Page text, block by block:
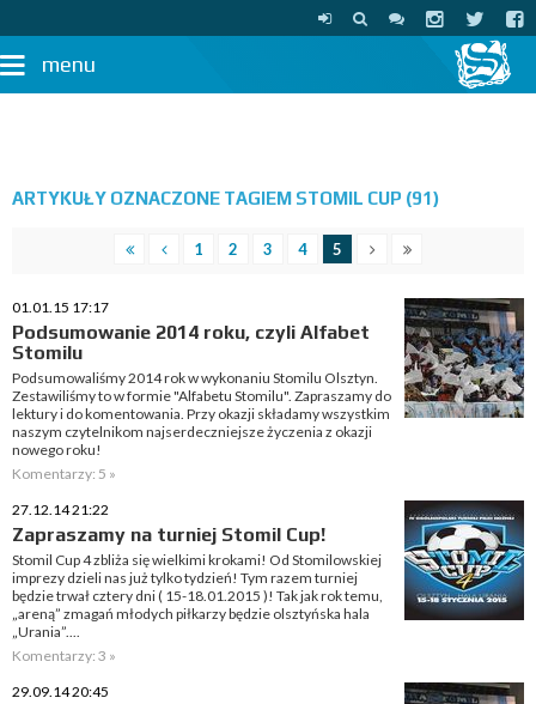
menu
ARTYKUŁY OZNACZONE TAGIEM STOMIL CUP (91)
1 2 3 4 5
01.01.15 17:17
Podsumowanie 2014 roku, czyli Alfabet
Stomilu
Podsumowaliśmy 2014 rok w wykonaniu Stomilu Olsztyn.
Zestawiliśmy to w formie "Alfabetu Stomilu". Zapraszamy do
lektury i do komentowania. Przy okazji składamy wszystkim
naszym czytelnikom najserdeczniejsze życzenia z okazji
nowego roku!
Komentarzy: 5 »
27.12.14 21:22
Zapraszamy na turniej Stomil Cup!
Stomil Cup 4 zbliża się wielkimi krokami! Od Stomilowskiej
imprezy dzieli nas już tylko tydzień! Tym razem turniej
będzie trwał cztery dni ( 15-18.01.2015 )! Tak jak rok temu,
„areną” zmagań młodych piłkarzy będzie olsztyńska hala
„Urania”....
Komentarzy: 3 »
29.09.14 20:45